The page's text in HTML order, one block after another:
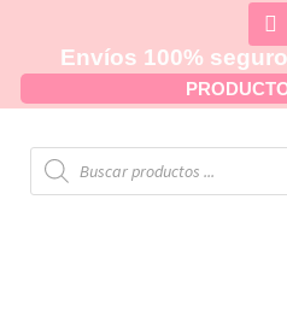
Envíos 100%